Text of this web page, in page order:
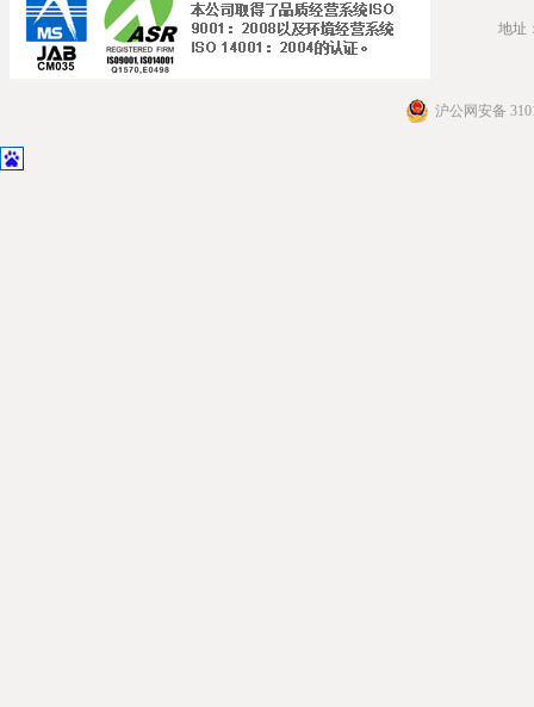
地址
沪公网安备